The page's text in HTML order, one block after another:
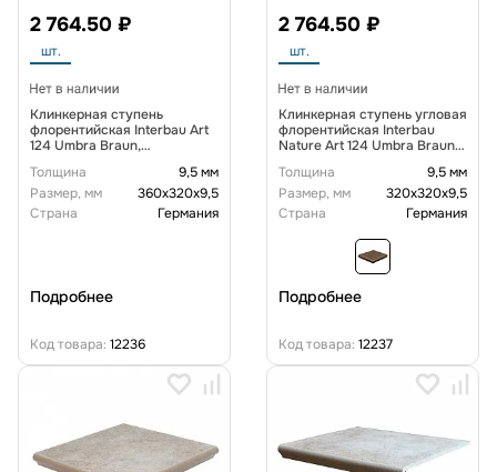
2 764.50 ₽
шт.
Клинкерная ступень
флорентийская Interbau Art
124 Umbra Braun,
Толщина
9,5 мм
Размер, мм
360х320х9,5
Страна
Германия
Подробнее
Код товара: 12236
2 764.50 ₽
шт.
Клинкерная ступень угловая
флорентийская Interbau
Nature Art 124 Umbra Braun
Толщина
9,5 мм
Размер, мм
320х320х9,5
Страна
Германия
Подробнее
Код товара: 12237